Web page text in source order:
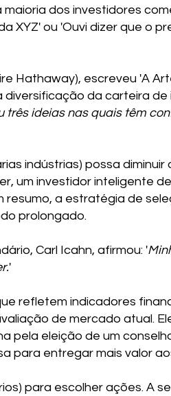
dos investidores
XYZ' ou 'Ouvi dizer que o
Hathaway), escreveu 'A
da carteira de
três ideias nas quais têm
indústrias) possa diminuir
um investidor inteligente
resumo, a estratégia de
prolongado.
Carl Icahn, afirmou: '
'
refletem indicadores
de mercado atual.
pela eleição de um
para entregar mais valor
para escolher ações. A